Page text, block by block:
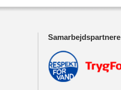
Samarbejdspartnere